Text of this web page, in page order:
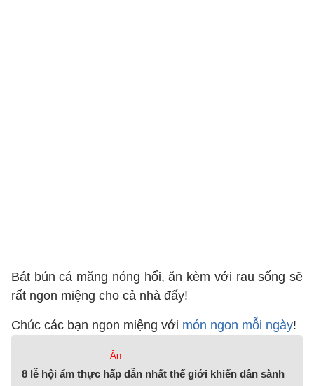
Bát bún cá măng nóng hổi, ăn kèm với rau sống sẽ
rất ngon miệng cho cả nhà đấy!
Chúc các bạn ngon miệng với món ngon mỗi ngày!
Ăn
8 lễ hội ẩm thực hấp dẫn nhất thế giới khiến dân sành